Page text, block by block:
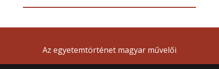
Az egyetemtörténet magyar művelői